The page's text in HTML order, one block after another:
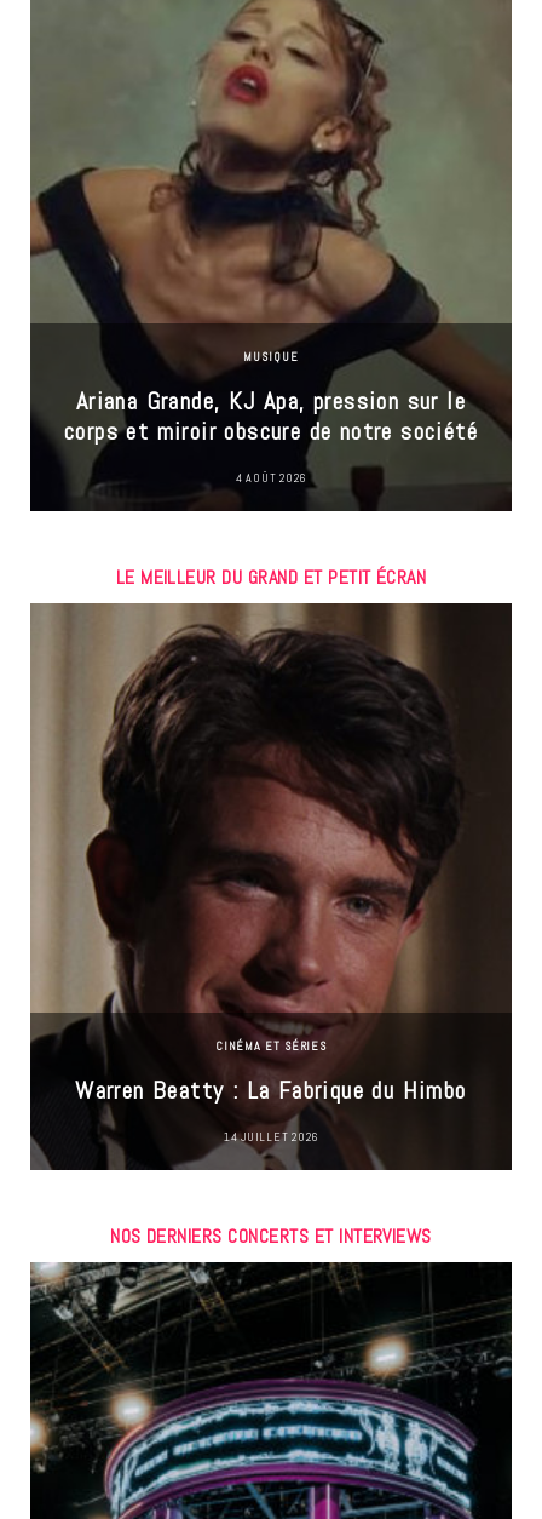
MUSIQUE
Ariana Grande, KJ Apa, pression sur le
corps et miroir obscure de notre société
4 AOÛT 2026
LE MEILLEUR DU GRAND ET PETIT ÉCRAN
CINÉMA ET SÉRIES
Warren Beatty : La Fabrique du Himbo
14 JUILLET 2026
NOS DERNIERS CONCERTS ET INTERVIEWS